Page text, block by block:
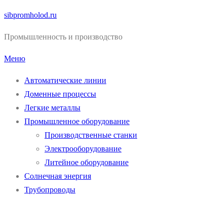
Перейти
содержимому
sibpromholod.ru
Промышленность и производство
Меню
Автоматические линии
Доменные процессы
Легкие металлы
Промышленное оборудование
Производственные станки
Электрооборудование
Литейное оборудование
Солнечная энергия
Трубопроводы